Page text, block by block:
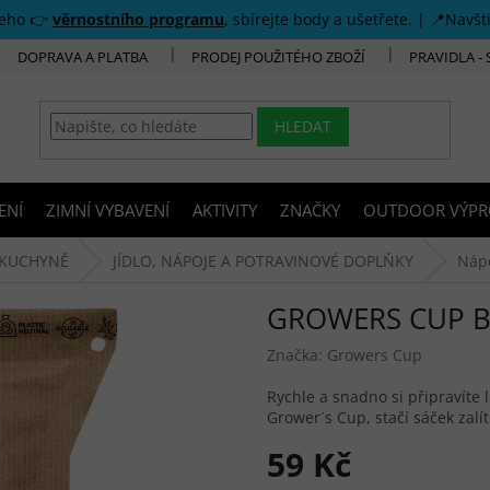
👉 věrnostního programu, sbírejte body a ušetřete. |
DOPRAVA A PLATBA PRODEJ POUŽITÉHO ZBOŽÍ PRAVIDLA -
HLEDAT
ZIMNÍ VYBAVENÍ AKTIVITY ZNAČKY OUTDOOR
JÍDLO, NÁPOJE A POTRAVINOVÉ DOPLŇKY
GROWERS CUP
Značka: Growers Cup
59 Kč
Rychle a snadno si připravíte
Grower´s Cup, stačí sáček